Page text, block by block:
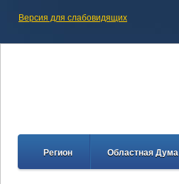
Версия для слабовидящих
Регион Областная Дума